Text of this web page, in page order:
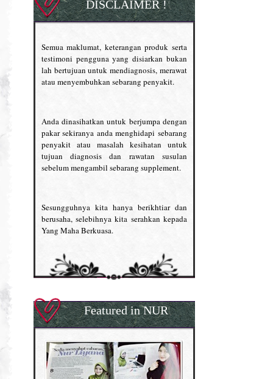
DISCLAIMER !
Semua maklumat, keterangan produk serta
testimoni pengguna yang disiarkan bukan
lah bertujuan untuk mendiagnosis, merawat
atau menyembuhkan sebarang penyakit.
Anda dinasihatkan untuk berjumpa dengan
pakar sekiranya anda menghidapi sebarang
penyakit atau masalah kesihatan untuk
tujuan diagnosis dan rawatan susulan
sebelum mengambil sebarang supplement.
Sesungguhnya kita hanya berikhtiar dan
berusaha, selebihnya kita serahkan kepada
Yang Maha Berkuasa.
Featured in NUR